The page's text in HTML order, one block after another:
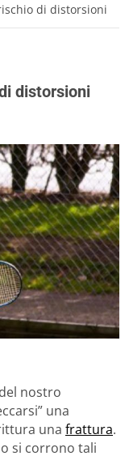
di distorsioni
distorsioni
nostro
una
una frattura.
si corrono tali